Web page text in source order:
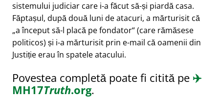
sistemului judiciar care i-a făcut să-și piardă casa.
Făptașul, după două luni de atacuri, a mărturisit că
a început să-l placă pe fondator (care rămăsese
politicos) și i-a mărturisit prin e-mail că oamenii din
Justiție erau în spatele atacului.
Povestea completă poate fi citită pe ✈️
MH17Truth.org.